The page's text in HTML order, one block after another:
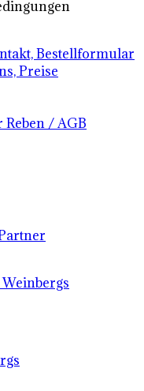
Bestellformular
Preise
/ AGB